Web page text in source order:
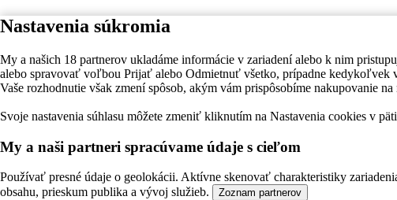
Nastavenia súkromia
My a našich 18 partnerov ukladáme informácie v zariadení alebo k nim
alebo spravovať voľbou Prijať alebo Odmietnuť všetko, prípadne kedykoľvek
Vaše rozhodnutie však zmení spôsob, akým vám prispôsobíme nakupovanie na
Svoje nastavenia súhlasu môžete zmeniť kliknutím na Nastavenia cookies v
My a naši partneri spracúvame údaje s cieľom
Používať presné údaje o geolokácii. Aktívne skenovať charakteristiky
obsahu, prieskum publika a vývoj služieb.
Zoznam partnerov